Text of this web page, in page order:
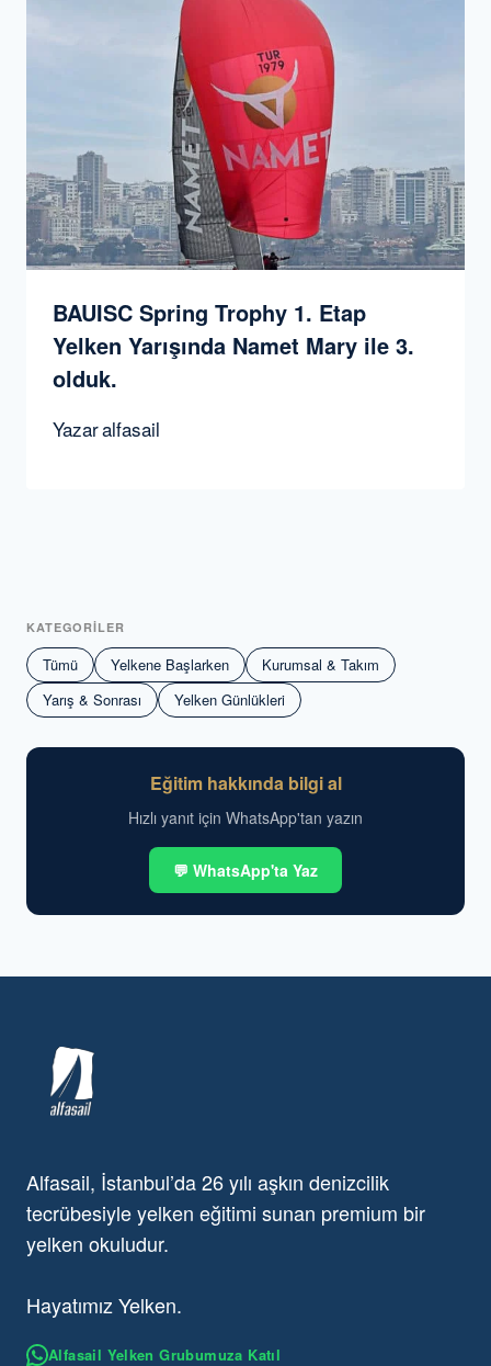
BAUISC Spring Trophy 1. Etap
Yelken Yarışında Namet Mary ile 3.
olduk.
Yazaralfasail
KATEGORİLER
Tümü Yelkene Başlarken
Kurumsal & Takım
Yarış & Sonrası
Yelken Günlükleri
Eğitim hakkında bilgi al
Hızlı yanıt için WhatsApp'tan yazın
💬 WhatsApp'ta Yaz
Alfasail, İstanbul’da 26 yılı aşkın denizcilik
tecrübesiyle yelken eğitimi sunan premium bir
yelken okuludur.
Hayatımız Yelken.
Alfasail Yelken Grubumuza Katıl